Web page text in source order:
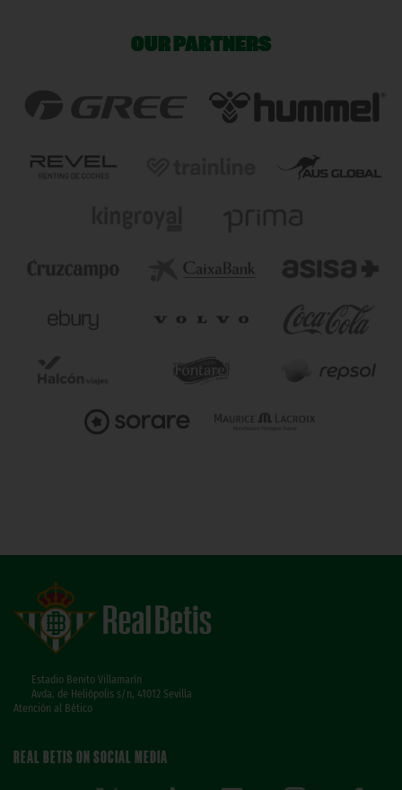
OUR PARTNERS
Estadio Benito Villamarín
Avda. de Heliópolis s/n, 41012 Sevilla
Atención al Bético
REAL BETIS ON SOCIAL MEDIA